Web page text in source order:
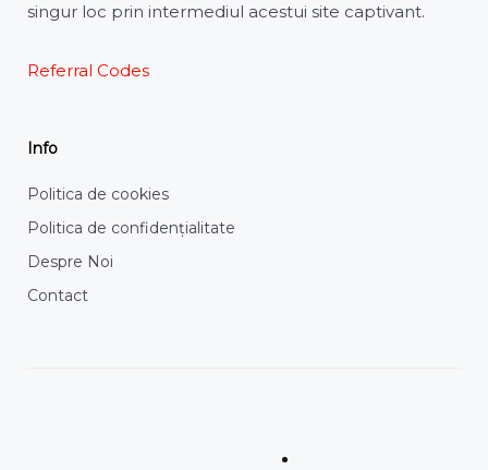
singur loc prin intermediul acestui site captivant.
Referral Codes
Info
Politica de cookies
Politica de confidențialitate
Despre Noi
Contact